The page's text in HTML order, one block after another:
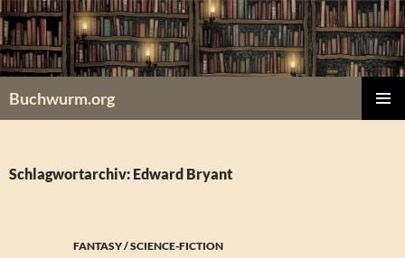
Zum
Inhalt
springen
Buchwurm.org
Schlagwortarchiv: Edward Bryant
FANTASY / SCIENCE-FICTION